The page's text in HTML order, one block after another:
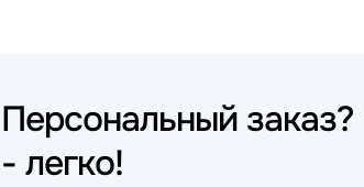
Персональный заказ?
- легко!